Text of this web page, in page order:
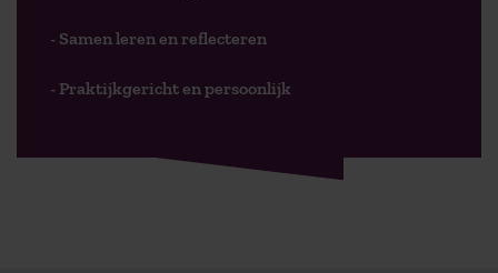
- Samen leren en reflecteren
- Praktijkgericht en persoonlijk